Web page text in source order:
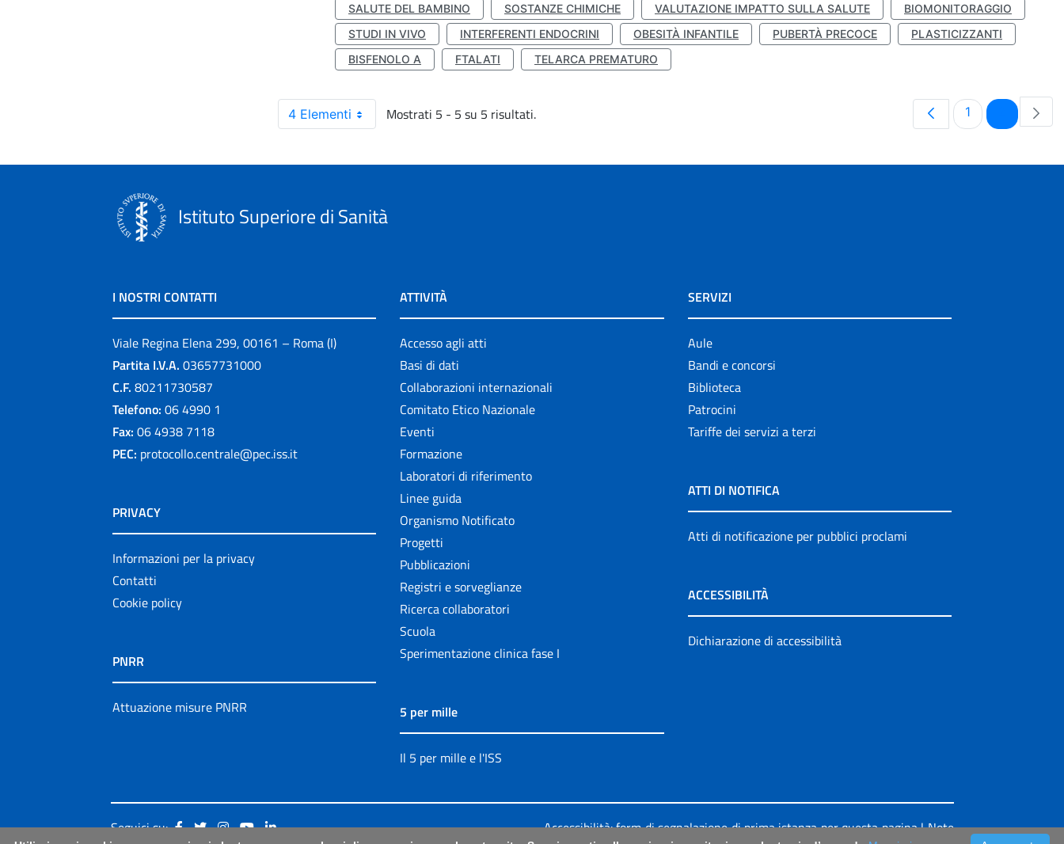
SALUTE DEL BAMBINO
SOSTANZE CHIMICHE VALUTAZIONE IMPATTO SULLA SALUTE
BIOMONITORAGGIO
STUDI IN VIVO
INTERFERENTI ENDOCRINI OBESITÀ INFANTILE PUBERTÀ PRECOCE
PLASTICIZZANTI
BISFENOLO A
FTALATI TELARCA PREMATURO
4 Elementi Mostrati 5 - 5 su 5 risultati. Pagina
1 Pagina
Istituto Superiore di Sanità
I NOSTRI CONTATTI
Viale Regina Elena 299, 00161 – Roma (I)
Partita I.V.A. 03657731000
C.F. 80211730587
Telefono: 06 4990 1
Fax: 06 4938 7118
PEC: protocollo.centrale@pec.iss.it
PRIVACY
Informazioni per la privacy
Contatti
Cookie policy
PNRR
Attuazione misure PNRR
ATTIVITÀ
Accesso agli atti
Basi di dati
Collaborazioni internazionali
Comitato Etico Nazionale
Eventi
Formazione
Laboratori di riferimento
Linee guida
Organismo Notificato
Progetti
Pubblicazioni
Registri e sorveglianze
Ricerca collaboratori
Scuola
Sperimentazione clinica fase I
5 per mille
Il 5 per mille e l'ISS
SERVIZI
Aule
Bandi e concorsi
Biblioteca
Patrocini
Tariffe dei servizi a terzi
ATTI DI NOTIFICA
Atti di notificazione per pubblici proclami
ACCESSIBILITÀ
Dichiarazione di accessibilità
Seguici su: Accessibilità: form di segnalazione di prima istanza per questa pagina|Note